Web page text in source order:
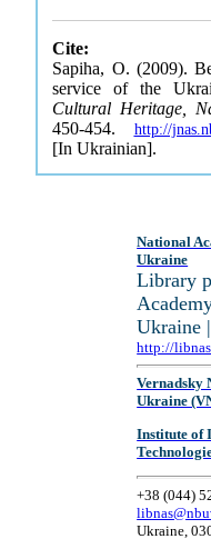
Cite:
Sapiha, O. (2009).
service of the
Cultural Heritage,
450-454. http://
[In Ukrainian].
National
Ukraine
Library
Ukraine
http://
Vernadsky
Ukraine
Institute of
+38 (044)
Ukraine,